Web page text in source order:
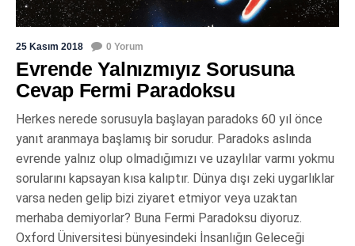
25 Kasım 2018 0 Yorum
Evrende Yalnızmıyız Sorusuna
Cevap Fermi Paradoksu
Herkes nerede sorusuyla başlayan paradoks 60 yıl önce
yanıt aranmaya başlamış bir sorudur. Paradoks aslında
evrende yalnız olup olmadığımızı ve uzaylılar varmı yokmu
sorularını kapsayan kısa kalıptır. Dünya dışı zeki uygarlıklar
varsa neden gelip bizi ziyaret etmiyor veya uzaktan
merhaba demiyorlar? Buna Fermi Paradoksu diyoruz.
Oxford Üniversitesi bünyesindeki İnsanlığın Geleceği